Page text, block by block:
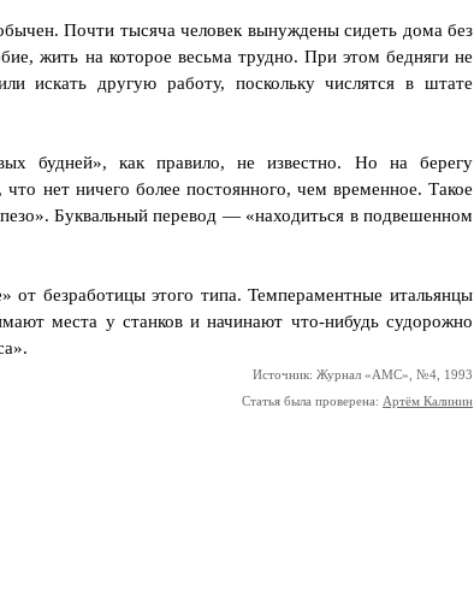
Почти тысяча человек вынуждены сидеть дома без
жить на которое весьма трудно. При этом бедняги не
искать другую работу, поскольку числятся в штате
будней», как правило, не известно. Но на берегу
нет ничего более постоянного, чем временное. Такое
Буквальный перевод — «находиться в подвешенном
от безработицы этого типа. Темпераментные итальянцы
места у станков и начинают что-нибудь судорожно
Источник: Журнал «АМС», №4, 1993
Статья была проверена: Артём Калинин